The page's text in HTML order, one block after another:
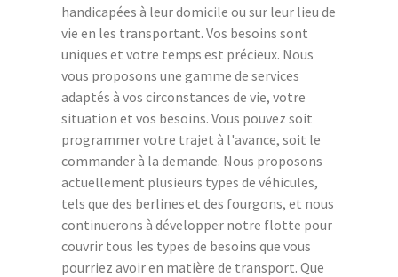
handicapées à leur domicile ou sur leur lieu de
vie en les transportant. Vos besoins sont
uniques et votre temps est précieux. Nous
vous proposons une gamme de services
adaptés à vos circonstances de vie, votre
situation et vos besoins. Vous pouvez soit
programmer votre trajet à l'avance, soit le
commander à la demande. Nous proposons
actuellement plusieurs types de véhicules,
tels que des berlines et des fourgons, et nous
continuerons à développer notre flotte pour
couvrir tous les types de besoins que vous
pourriez avoir en matière de transport. Que